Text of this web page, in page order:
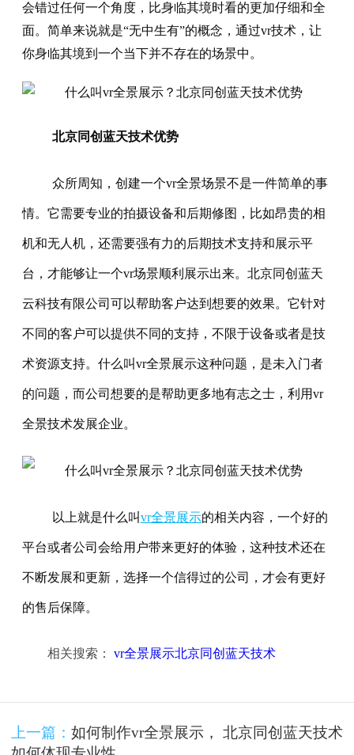
会错过任何一个角度，比身临其境时看的更加仔细和全
面。简单来说就是“无中生有”的概念，通过vr技术，让
你身临其境到一个当下并不存在的场景中。
北京同创蓝天技术优势
众所周知，创建一个vr全景场景不是一件简单的事
情。它需要专业的拍摄设备和后期修图，比如昂贵的相
机和无人机，还需要强有力的后期技术支持和展示平
台，才能够让一个vr场景顺利展示出来。北京同创蓝天
云科技有限公司可以帮助客户达到想要的效果。它针对
不同的客户可以提供不同的支持，不限于设备或者是技
术资源支持。什么叫vr全景展示这种问题，是未入门者
的问题，而公司想要的是帮助更多地有志之士，利用vr
全景技术发展企业。
以上就是什么叫vr全景展示的相关内容，一个好的
平台或者公司会给用户带来更好的体验，这种技术还在
不断发展和更新，选择一个信得过的公司，才会有更好
的售后保障。
相关搜索： vr全景展示北京同创蓝天技术
上一篇： 如何制作vr全景展示， 北京同创蓝天技术